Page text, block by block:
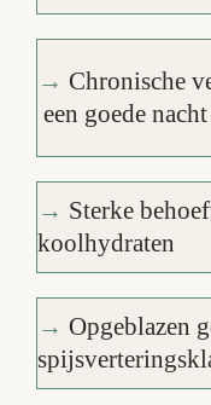
→ Chronische
een goede
→ Sterke
koolhydraten
→